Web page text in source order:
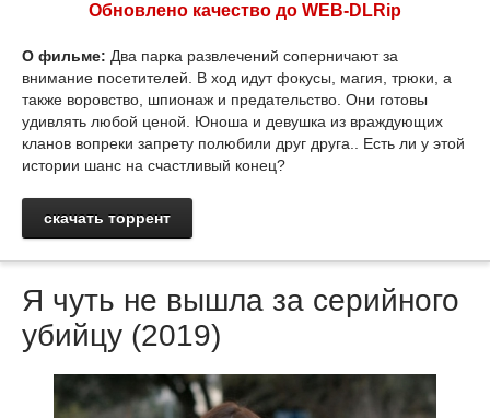
Обновлено качество до WEB-DLRip
О фильме: Два парка развлечений соперничают за
внимание посетителей. В ход идут фокусы, магия, трюки, а
также воровство, шпионаж и предательство. Они готовы
удивлять любой ценой. Юноша и девушка из враждующих
кланов вопреки запрету полюбили друг друга.. Есть ли у этой
истории шанс на счастливый конец?
скачать торрент
Я чуть не вышла за серийного
убийцу (2019)